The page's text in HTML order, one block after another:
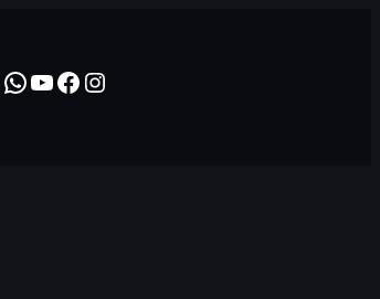
WhatsApp
Youtube
Facebook
Instagram